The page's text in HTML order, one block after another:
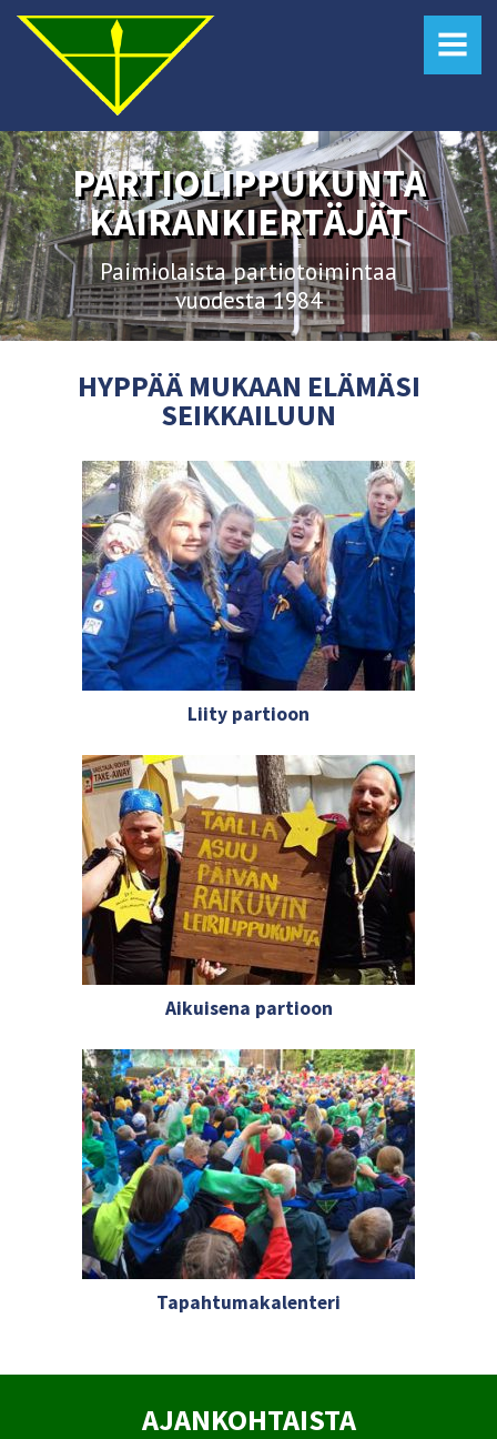
MENU
PARTIOLIPPUKUNTA
KAIRANKIERTÄJÄT
Paimiolaista partiotoimintaa
vuodesta 1984
HYPPÄÄ MUKAAN ELÄMÄSI
SEIKKAILUUN
Liity partioon
Aikuisena partioon
Tapahtumakalenteri
AJANKOHTAISTA